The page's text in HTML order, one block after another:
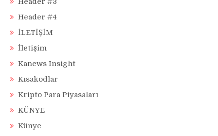
Header #4
İLETİŞİM
İletişim
Kanews Insight
Kısakodlar
Kripto Para Piyasaları
KÜNYE
Künye